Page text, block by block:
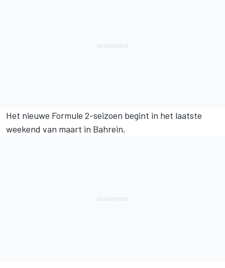
Het nieuwe Formule 2-seizoen begint in het laatste
weekend van maart in Bahrein.